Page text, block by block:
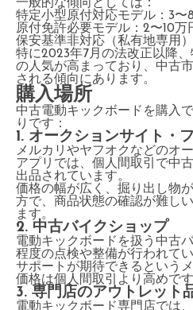
一般的な傾向としては：
特定小型原付対応モデル：3〜
原付免許必要モデル：2〜10万
保安基準非対応（私有地専用
特に2023年7月の法改正以降
の人気が高まっており、中古
される傾向にあります。
購入場所
中古電動キックボードを購入
りです：
1. オークションサイト・
メルカリやヤフオクなどのオ
アプリでは、個人間取引で中
出品されています。
価格の幅が広く、掘り出し物
方で、商品状態の確認が難し
ます。
2. 中古バイクショップ
電動キックボードを扱う中古
程度の点検や整備が行われて
サポートが期待できるという
価格は個人間取引より高めで
3. 専門店のアウトレット
電動キックボード専門店では